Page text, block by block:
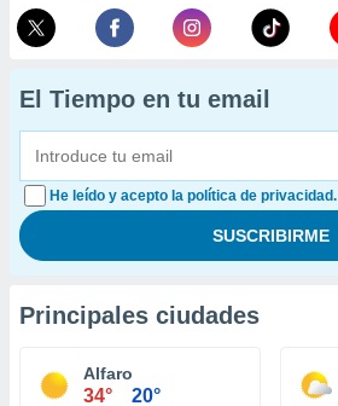
El Tiempo en tu email
He leído y acepto la política de privacidad.
Principales ciudades
Alfaro
34° 20°